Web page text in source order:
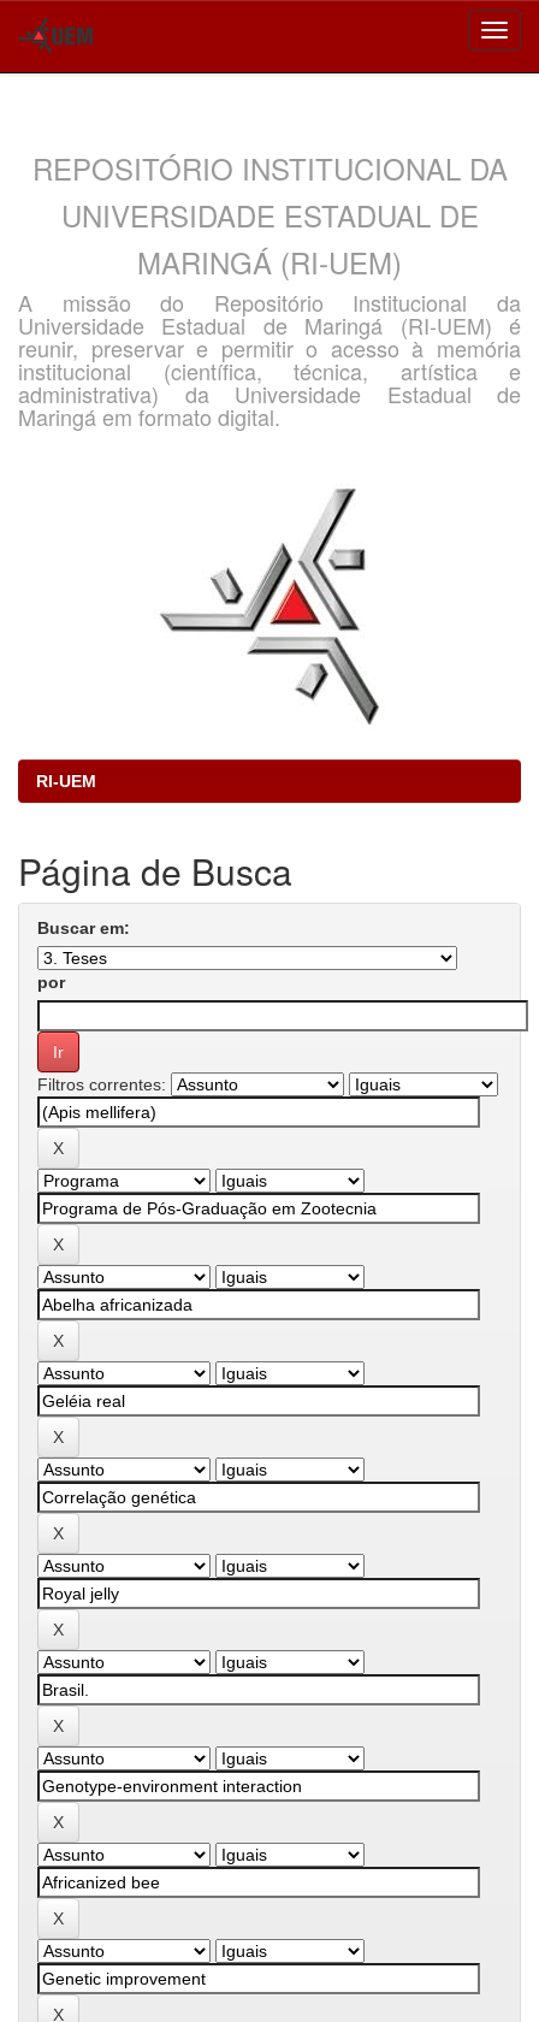
REPOSITÓRIO INSTITUCIONAL DA
UNIVERSIDADE ESTADUAL DE
MARINGÁ (RI-UEM)
A missão do Repositório Institucional da
Universidade Estadual de Maringá (RI-UEM) é
reunir, preservar e permitir o acesso à memória
institucional (científica, técnica, artística e
administrativa) da Universidade Estadual de
Maringá em formato digital.
RI-UEM
Página de Busca
Buscar em:
por
Filtros correntes: